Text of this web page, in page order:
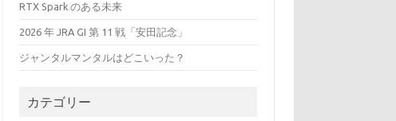
RTX Spark のある未来
2026 年 JRA GI 第 11 戦「安田記念」
ジャンタルマンタルはどこいった？
カテゴリー